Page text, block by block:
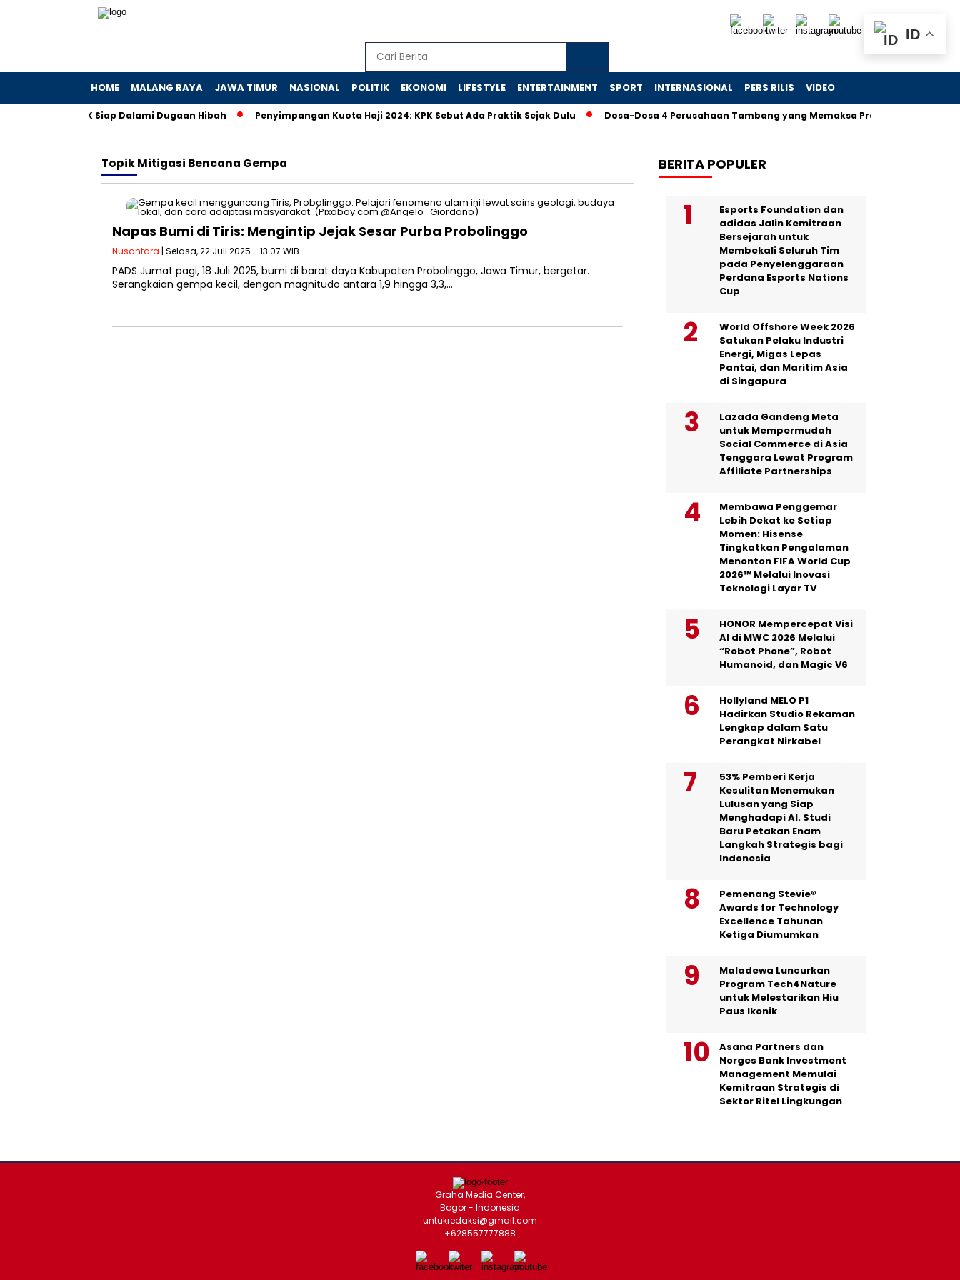
HOME MALANG RAYA JAWA TIMUR NASIONAL POLITIK EKONOMI LIFESTYLE ENTERTAINMENT SPORT INTERNASIONAL PERS RILIS VIDEO
Khofifah, KPK Siap Dalami Dugaan Hibah Penyimpangan Kuota Haji 2024: KPK Sebut Ada Praktik Sejak Dulu Dosa-Dosa 4 Perusahaan Tambang yang Memaksa Presiden Turun
TopikMitigasi Bencana Gempa
Napas Bumi di Tiris: Mengintip Jejak Sesar Purba Probolinggo
Nusantara | Selasa, 22 Juli 2025 - 13:07 WIB
PADS Jumat pagi, 18 Juli 2025, bumi di barat daya Kabupaten Probolinggo, Jawa Timur, bergetar.
Serangkaian gempa kecil, dengan magnitudo antara 1,9 hingga 3,3,…
BERITA POPULER
Esports Foundation dan
adidas Jalin Kemitraan
Bersejarah untuk
Membekali Seluruh Tim
pada Penyelenggaraan
Perdana Esports Nations
Cup
World Offshore Week 2026
Satukan Pelaku Industri
Energi, Migas Lepas
Pantai, dan Maritim Asia
di Singapura
Lazada Gandeng Meta
untuk Mempermudah
Social Commerce di Asia
Tenggara Lewat Program
Affiliate Partnerships
Membawa Penggemar
Lebih Dekat ke Setiap
Momen: Hisense
Tingkatkan Pengalaman
Menonton FIFA World Cup
2026™ Melalui Inovasi
Teknologi Layar TV
HONOR Mempercepat Visi
AI di MWC 2026 Melalui
“Robot Phone”, Robot
Humanoid, dan Magic V6
Hollyland MELO P1
Hadirkan Studio Rekaman
Lengkap dalam Satu
Perangkat Nirkabel
53% Pemberi Kerja
Kesulitan Menemukan
Lulusan yang Siap
Menghadapi AI. Studi
Baru Petakan Enam
Langkah Strategis bagi
Indonesia
Pemenang Stevie®
Awards for Technology
Excellence Tahunan
Ketiga Diumumkan
Maladewa Luncurkan
Program Tech4Nature
untuk Melestarikan Hiu
Paus Ikonik
Asana Partners dan
Norges Bank Investment
Management Memulai
Kemitraan Strategis di
Sektor Ritel Lingkungan
ID
Graha Media Center,
Bogor - Indonesia
untukredaksi@gmail.com
+628557777888